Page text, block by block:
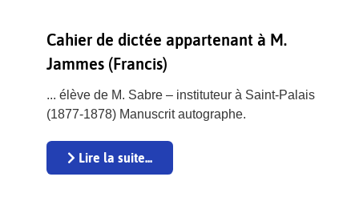
Cahier de dictée appartenant à M.
Jammes (Francis)
... élève de M. Sabre – instituteur à Saint-Palais
(1877-1878) Manuscrit autographe.
Lire la suite...